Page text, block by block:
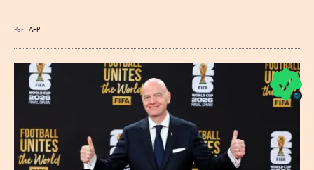
Por AFP